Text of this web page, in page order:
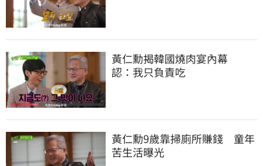
黃仁勳揭韓國燒肉宴內幕
認：我只負責吃
黃仁勳9歲靠掃廁所賺錢　童年
苦生活曝光